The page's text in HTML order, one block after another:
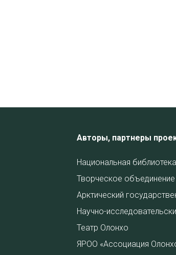
Авторы, партнеры
Национальная
Творческое объединение
Арктический
Научно-
Театр Олонхо
ЯРОО «Ассоциация